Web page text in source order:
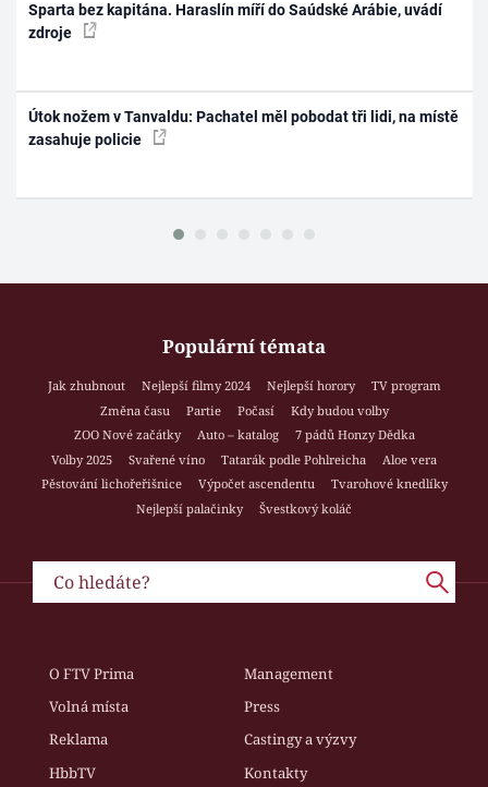
Sparta bez kapitána. Haraslín míří do Saúdské Arábie, uvádí
zdroje
Útok nožem v Tanvaldu: Pachatel měl pobodat tři lidi, na místě
zasahuje policie
Populární témata
Jak zhubnout Nejlepší filmy 2024 Nejlepší horory
TV program
Změna času
Partie Počasí
Kdy budou volby
ZOO Nové začátky
Auto – katalog
7 pádů Honzy Dědka
Volby 2025
Svařené víno Tatarák podle Pohlreicha
Aloe vera
Pěstování lichořeřišnice
Výpočet ascendentu
Tvarohové knedlíky
Nejlepší palačinky
Švestkový koláč
O FTV Prima
Management
Volná místa
Press
Reklama
Castingy a výzvy
HbbTV
Kontakty